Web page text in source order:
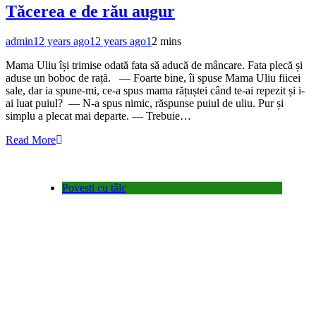
Tăcerea e de rău augur
admin12 years ago12 years ago1 2 mins
Mama Uliu își trimise odată fata să aducă de mâncare. Fata plecă și
aduse un boboc de rață. — Foarte bine, îi spuse Mama Uliu fiicei
sale, dar ia spune-mi, ce-a spus mama rățuștei când te-ai repezit și i-
ai luat puiul? — N-a spus nimic, răspunse puiul de uliu. Pur și
simplu a plecat mai departe. — Trebuie…
Read More
Povesti cu tâlc